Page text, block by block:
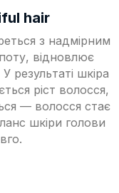
hair
з надмірним
відновлює
результаті шкіра
ріст волосся,
— волосся стає
шкіри голови